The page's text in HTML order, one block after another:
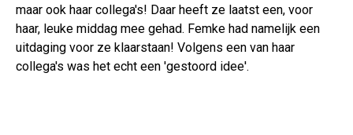
maar ook haar collega's! Daar heeft ze laatst een, voor
haar, leuke middag mee gehad. Femke had namelijk een
uitdaging voor ze klaarstaan! Volgens een van haar
collega's was het echt een 'gestoord idee'.